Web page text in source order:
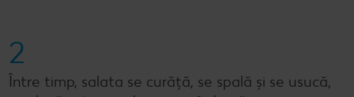
2
Între timp, salata se curăță, se spală și se usucă,